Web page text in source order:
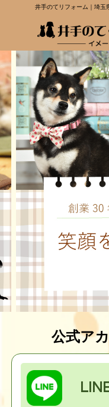
井手のてリフォーム｜埼玉
公式ア